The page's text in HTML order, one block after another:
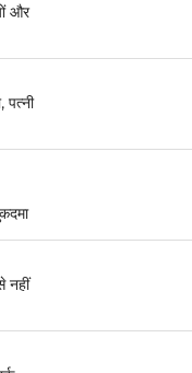
और
नहीं